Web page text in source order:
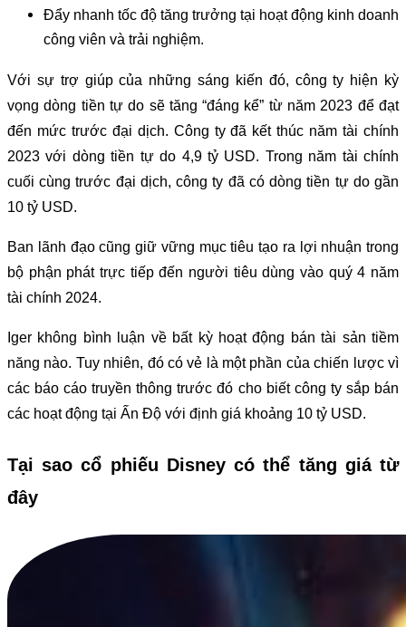
Đẩy nhanh tốc độ tăng trưởng tại hoạt động kinh doanh
công viên và trải nghiệm.
Với sự trợ giúp của những sáng kiến đó, công ty hiện kỳ
vọng dòng tiền tự do sẽ tăng “đáng kể” từ năm 2023 để đạt
đến mức trước đại dịch. Công ty đã kết thúc năm tài chính
2023 với dòng tiền tự do 4,9 tỷ USD. Trong năm tài chính
cuối cùng trước đại dịch, công ty đã có dòng tiền tự do gần
10 tỷ USD.
Ban lãnh đạo cũng giữ vững mục tiêu tạo ra lợi nhuận trong
bộ phận phát trực tiếp đến người tiêu dùng vào quý 4 năm
tài chính 2024.
Iger không bình luận về bất kỳ hoạt động bán tài sản tiềm
năng nào. Tuy nhiên, đó có vẻ là một phần của chiến lược vì
các báo cáo truyền thông trước đó cho biết công ty sắp bán
các hoạt động tại Ấn Độ với định giá khoảng 10 tỷ USD.
Tại sao cổ phiếu Disney có thể tăng giá từ
đây